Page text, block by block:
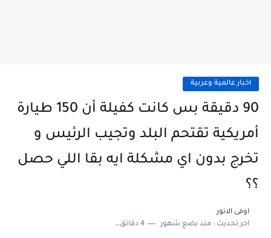
اخبار عالمية وعربية
90 دقيقة بس كانت كفيلة أن 150 طيارة
أمريكية تقتحم البلد وتجيب الرئيس و
تخرج بدون اي مشكلة ايه بقا اللي حصل
؟؟
اوفى الانور
اخر تحديث :منذ بضع شهور 4 دقائق للقراءة